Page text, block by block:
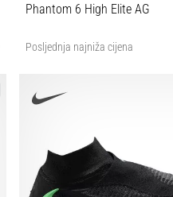
Phantom 6 High Elite AG
Posljednja najniža cijena